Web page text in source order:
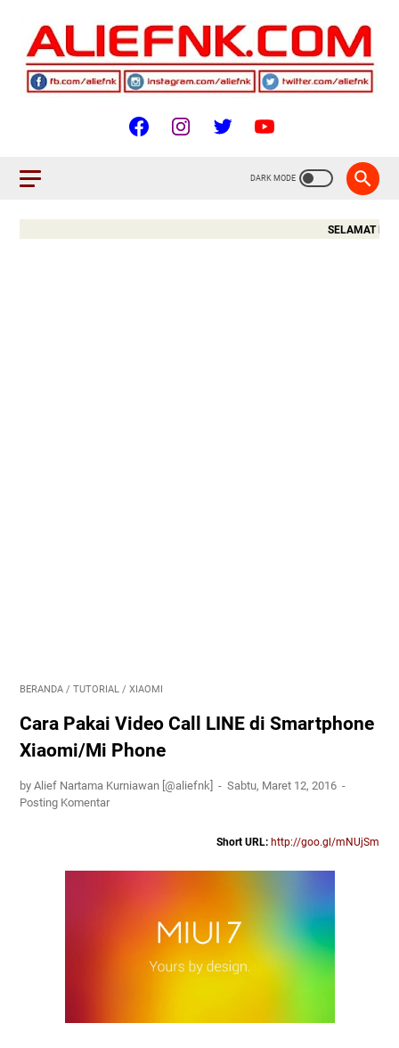
SELAMAT
BERANDA / TUTORIAL / XIAOMI
Cara Pakai Video Call LINE di Smartphone
Xiaomi/Mi Phone
by Alief Nartama Kurniawan [@aliefnk]
Sabtu, Maret 12, 2016
Posting Komentar
Short URL: http://goo.gl/mNUjSm